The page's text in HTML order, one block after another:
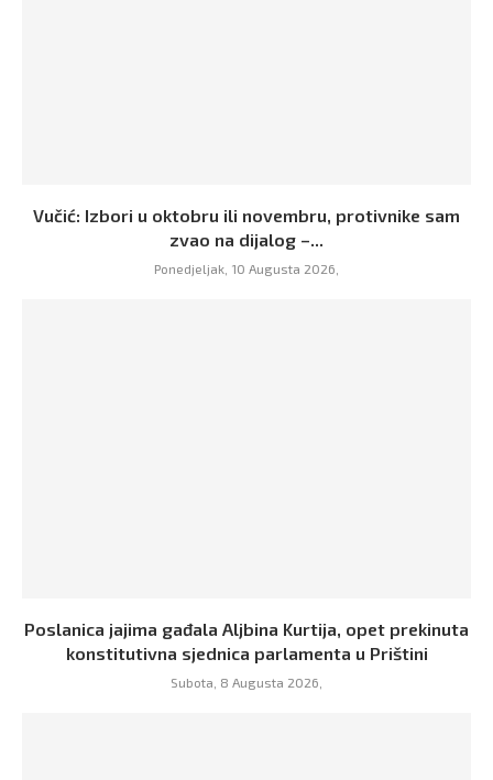
Vučić: Izbori u oktobru ili novembru, protivnike sam
zvao na dijalog –...
Ponedjeljak, 10 Augusta 2026,
Poslanica jajima gađala Aljbina Kurtija, opet prekinuta
konstitutivna sjednica parlamenta u Prištini
Subota, 8 Augusta 2026,